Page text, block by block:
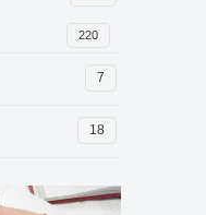
220
7
18